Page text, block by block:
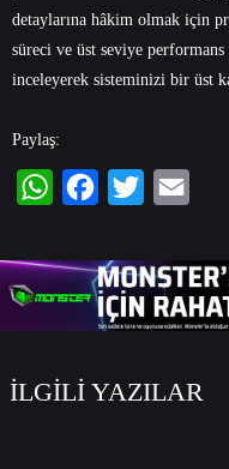
detaylarına hâkim olmak için
süreci ve üst seviye
inceleyerek sisteminizi bir üst
Paylaş:
İLGİLİ YAZILAR